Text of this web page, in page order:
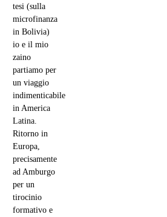
tesi (sulla
microfinanza
in Bolivia)
io e il mio
zaino
partiamo per
un viaggio
indimenticabile
in America
Latina.
Ritorno in
Europa,
precisamente
ad Amburgo
per un
tirocinio
formativo e